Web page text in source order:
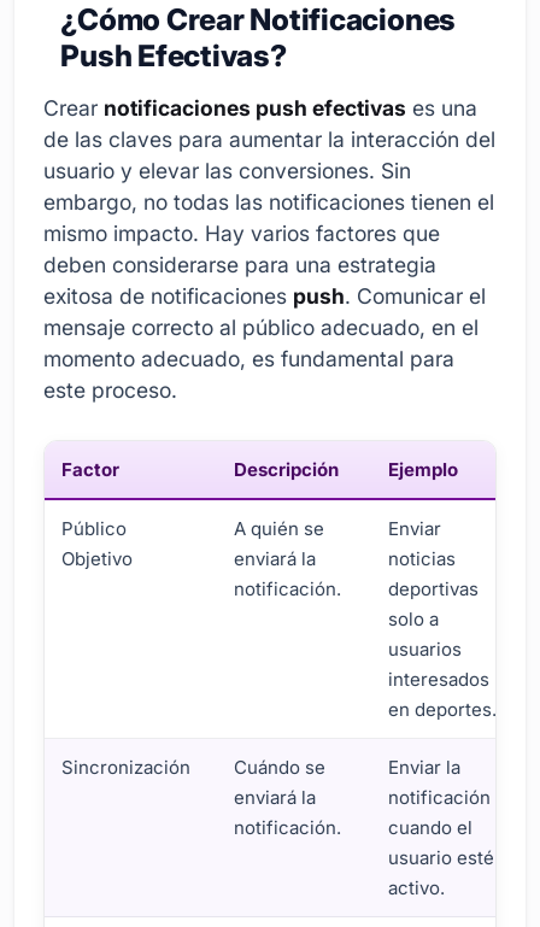
¿Cómo Crear Notificaciones
Push Efectivas?
Crear notificaciones push efectivas es una
de las claves para aumentar la interacción del
usuario y elevar las conversiones. Sin
embargo, no todas las notificaciones tienen el
mismo impacto. Hay varios factores que
deben considerarse para una estrategia
exitosa de notificaciones push. Comunicar el
mensaje correcto al público adecuado, en el
momento adecuado, es fundamental para
este proceso.
Factor Descripción Ejemplo
Público
Objetivo
A quién se
enviará la
notificación.
Enviar
noticias
deportivas
solo a
usuarios
interesados
en deportes.
Sincronización
Cuándo se
enviará la
notificación.
Enviar la
notificación
cuando el
usuario esté
activo.